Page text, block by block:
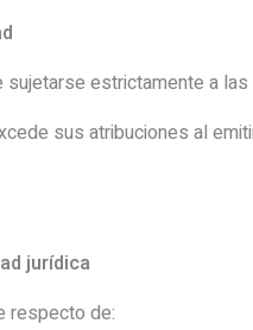
sujetarse estrictamente a
sus atribuciones al
jurídica
respecto de: